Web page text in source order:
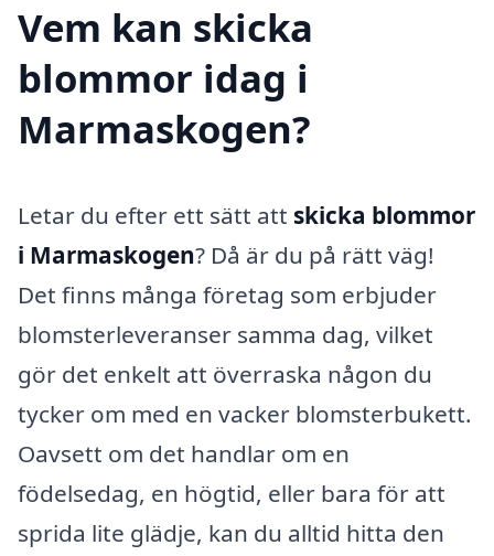
Vem kan skicka
blommor idag i
Marmaskogen?
Letar du efter ett sätt att skicka blommor
i Marmaskogen? Då är du på rätt väg!
Det finns många företag som erbjuder
blomsterleveranser samma dag, vilket
gör det enkelt att överraska någon du
tycker om med en vacker blomsterbukett.
Oavsett om det handlar om en
födelsedag, en högtid, eller bara för att
sprida lite glädje, kan du alltid hitta den